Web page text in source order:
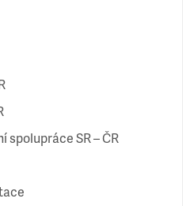
SR – ČR